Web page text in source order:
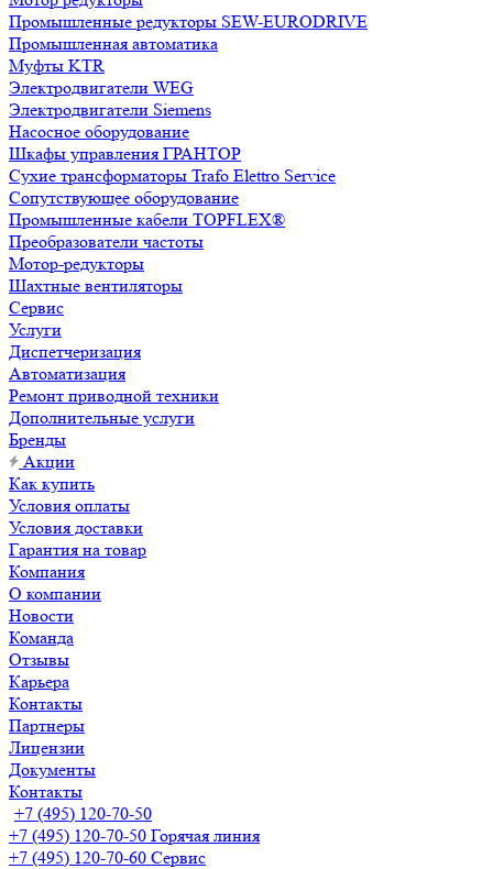
Промышленные редукторы SEW-EURODRIVE
Промышленная автоматика
Муфты KTR
Электродвигатели WEG
Электродвигатели Siemens
Насосное оборудование
Шкафы управления ГРАНТОР
Сухие трансформаторы Trafo Elettro Service
Сопутствующее оборудование
Промышленные кабели TOPFLEX®
Преобразователи частоты
Мотор-редукторы
Шахтные вентиляторы
Сервис
Услуги
Диспетчеризация
Автоматизация
Ремонт приводной техники
Дополнительные услуги
Бренды
Акции
Как купить
Условия оплаты
Условия доставки
Гарантия на товар
Компания
О компании
Новости
Команда
Отзывы
Карьера
Контакты
Партнеры
Лицензии
Документы
Контакты
+7 (495) 120-70-50
+7 (495) 120-70-50 Горячая линия
+7 (495) 120-70-60 Сервис